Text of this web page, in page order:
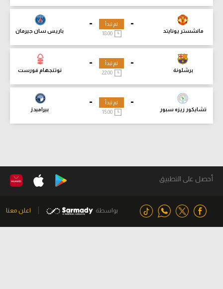
-
مانشستر يونايتد
-
باريس سان جيرمان
لم تبدأ
18:00
-
برشلونة
-
نوتنجهام فورست
لم تبدأ
-
تشايكور ريزه سبور
-
بيراميدز
لم تبدأ
15:00
أحصل على التطبيق
بواسطة اعلن معنا